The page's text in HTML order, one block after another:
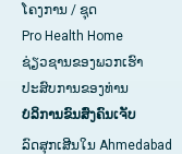
ໂຄງການ / ຊຸດ
Pro Health Home
ຊ່ຽວຊານຂອງພວກເຮົາ
ປະສົບການຂອງທ່ານ
ບໍລິການຂົນສົ່ງຄົນເຈັບ
ລົດສຸກເສີນໃນ Ahmedabad